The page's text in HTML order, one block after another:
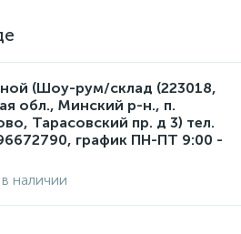
(Шоу-рум/склад (223018,
обл., Минский р-н., п.
Тарасовский пр. д 3) тел.
график ПН-ПТ 9:00 -
наличии